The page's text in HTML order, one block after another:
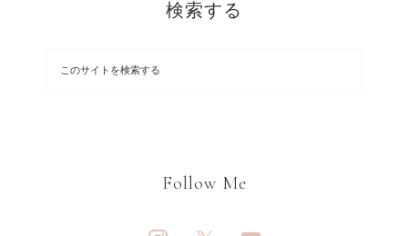
検索する
Follow Me